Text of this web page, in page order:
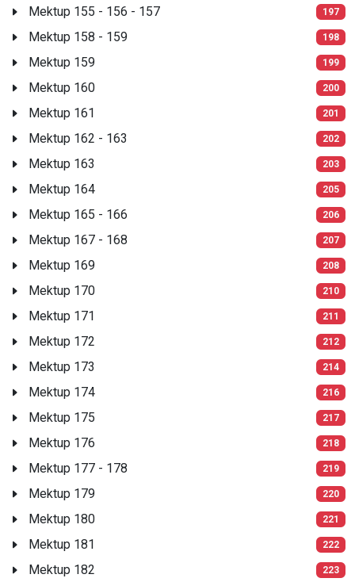
Mektup 155 - 156 - 157 197
Mektup 158 - 159 198
Mektup 159 199
Mektup 160 200
Mektup 161 201
Mektup 162 - 163 202
Mektup 163 203
Mektup 164 205
Mektup 165 - 166 206
Mektup 167 - 168 207
Mektup 169 208
Mektup 170 210
Mektup 171 211
Mektup 172 212
Mektup 173 214
Mektup 174 216
Mektup 175 217
Mektup 176 218
Mektup 177 - 178 219
Mektup 179 220
Mektup 180 221
Mektup 181 222
Mektup 182 223